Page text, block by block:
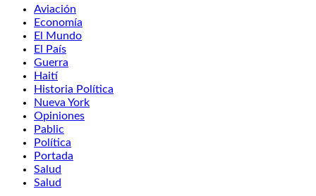
Aviación
Economía
El Mundo
El País
Guerra
Haití
Historia Política
Nueva York
Opiniones
Pablic
Política
Portada
Salud
Salud